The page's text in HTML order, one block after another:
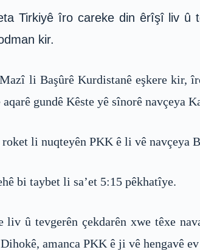
Tirkiyê îro careke din êrîşî liv
kir.
li Başûrê Kurdistanê eşkere
gundê Kêste yê sînorê navçeya
li nuqteyên PKK ê li vê navçeya
bi taybet li sa’et 5:15 pêkhatîye.
liv û tevgerên çekdarên xwe têxe
amanca PKK ê ji vê hengavê